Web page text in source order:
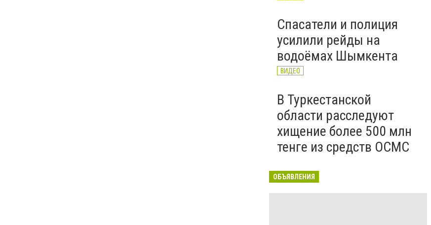
Спасатели и полиция
усилили рейды на
водоёмах Шымкента
ВИДЕО
В Туркестанской
области расследуют
хищение более 500 млн
тенге из средств ОСМС
ОБЪЯВЛЕНИЯ